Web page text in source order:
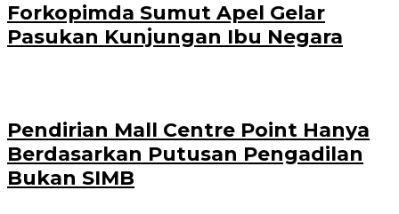
Forkopimda Sumut Apel Gelar
Pasukan Kunjungan Ibu Negara
Pendirian Mall Centre Point Hanya
Berdasarkan Putusan Pengadilan
Bukan SIMB